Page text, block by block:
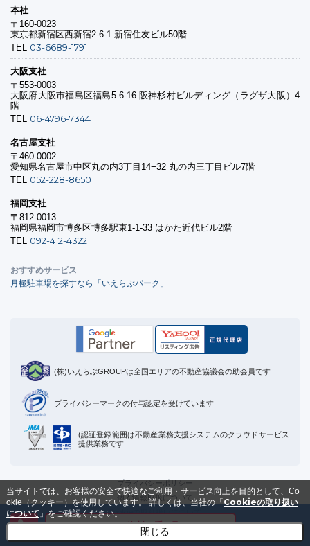
メールで資料を受け取る
本社
〒160-0023
東京都新宿区西新宿2-6-1 新宿住友ビル50階
TEL 03-6689-1791
大阪支社
〒553-0003
大阪府大阪市福島区福島5-6-16 阪神杉村ビルディング（ラグザ大阪）4
階
TEL 06-4796-7344
名古屋支社
〒460-0002
愛知県名古屋市中区丸の内3丁目14−32 丸の内三丁目ビル7階
TEL 052-228-8650
福岡支社
〒812-0013
福岡県福岡市博多区博多駅東1-1-33 はかた近代ビル2階
TEL 092-412-4322
おすすめサービス
月極駐車場を探すなら「いえらぶパーク」
(株)いえらぶGROUPは全国エリアの不動産協議会の助会員です
プライバシーマークの付与認定を受けています
(認証登録範囲は不動産業務支援システムのクラウドサービス
提供業務です
プライバシーポリシー
個人情報取扱について
Cookieの取り扱いについて
運営会社
当サイトでは、お客様の安全で快適なご利用・サービス向上を目的として、Co
okie（クッキー）を使用しています。詳しくは、当社の「Cookieの取り扱い
について 」をご確認ください。
閉じる